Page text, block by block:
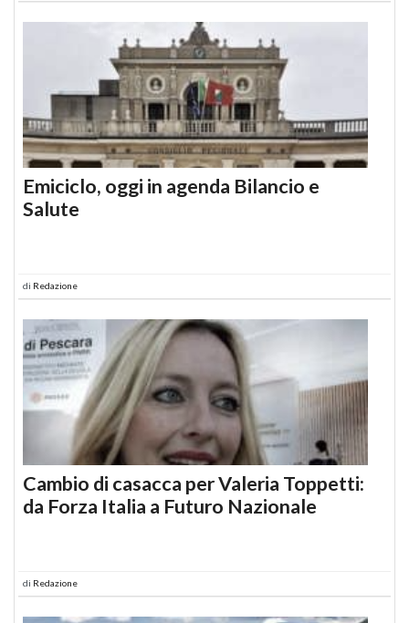
Emiciclo, oggi in agenda Bilancio e
Salute
di Redazione
Cambio di casacca per Valeria Toppetti:
da Forza Italia a Futuro Nazionale
di Redazione